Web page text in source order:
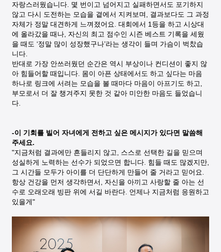
자랑스러웠습니다. 몇 번이고 넘어지고 실패하면서도 포기하지
않고 다시 도전하는 모습을 곁에서 지켜보며, 결과보다도 그 과정
자체가 정말 대견하게 느껴졌어요. 대회에서 1등을 하고 시상대
에 올라갔을 때나, 자신의 최고 점수인 시즌 베스트 기록을 세웠
을 때도 ‘정말 많이 성장했구나’라는 생각이 들며 가슴이 벅찼습
니다.
반대로 가장 안쓰러웠던 순간은 역시 부상이나 컨디션이 좋지 않
아 힘들어할 때입니다. 몸이 아픈 상태에서도 하고 싶다는 마음
하나로 링크에 서려는 모습을 볼 때마다 마음이 아프기도 하고,
부모로서 더 잘 챙겨주지 못한 것 같아 미안한 마음도 들었습니
다.
-이 기회를 빌어 자녀에게 전하고 싶은 메시지가 있다면 말씀해
주세요.
"지금처럼 결과에만 흔들리지 않고, 스스로 선택한 길을 믿으며
성실하게 노력하는 선수가 되었으면 합니다. 힘들 때도 많겠지만,
그 시간들 모두가 아이를 더 단단하게 만들어 줄 거라고 믿어요.
항상 건강을 먼저 생각하면서, 자신을 아끼고 사랑할 줄 아는 선
수로 오래오래 빙판 위에 서길 바란다. 언제나 지금처럼 응원하고
있을게"